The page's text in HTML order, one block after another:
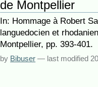
de Montpellier
In: Hommage à Robert
languedocien et
Montpellier, pp. 393-401.
by Bibuser — last modified